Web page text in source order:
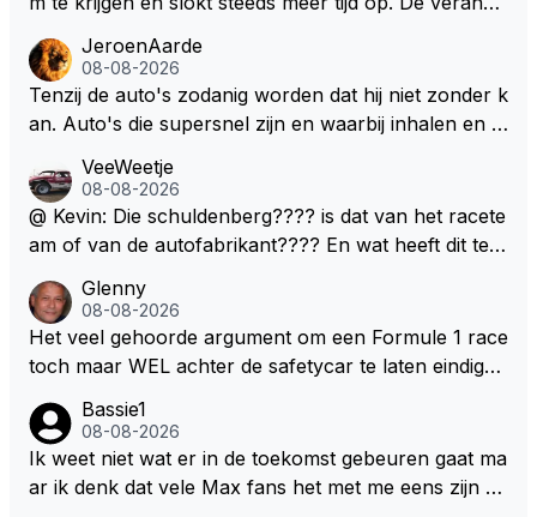
en zullen ben ik bang niet het gewenste effect hebb
en. Mocht het wel zo zijn dan zal het 3 jaar zijn, hoo
guit 5 jaar maar echt niet langer. Vergeet niet, hij hee
em meer plezier gebracht dan de F1 op dit moment.
JeroenAarde
08-08-2026
Tenzij de auto's zodanig worden dat hij niet zonder k
an. Auto's die supersnel zijn en waarbij inhalen en v
ronkende motoren en op de grenzen rijden van de
mogelijkheden. Het ouderwetse racen waarbij de ma
nnen en jongens verdeeld worden. Als deze auto's g
uden dan dat hij op dit moment beweerd. Dan kan hij
zijn talenten en uitzonderlijke klasse laten zien en he
eft daar enorm veel lol aan.
VeeWeetje
08-08-2026
@ Kevin: Die schuldenberg???? is dat van het racete
am of van de autofabrikant???? En wat heeft dit te
ert nu de spindoctor van newey geworden?? Eerlijk
gezegd snap ik de de kop én het artikel niet echt.
Glenny
08-08-2026
Het veel gehoorde argument om een Formule 1 race
toch maar WEL achter de safetycar te laten eindigen
dat men vreest voor een brandstof tekort. Kennelijk
rijden de teams met tot op de liter afgemeten peut...
Bassie1
08-08-2026
Ik weet niet wat er in de toekomst gebeuren gaat ma
ar ik denk dat vele Max fans het met me eens zijn da